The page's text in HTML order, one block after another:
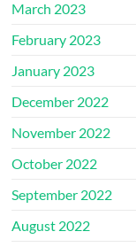
March 2023
February 2023
January 2023
December 2022
November 2022
October 2022
September 2022
August 2022